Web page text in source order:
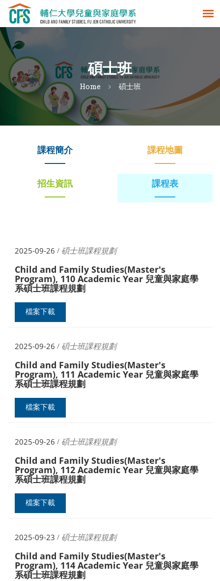
碩士班
Home 碩士班
課程簡介 課程地圖
招生資訊 課程表
2025-09-26 / 碩士班課程規劃
Child and Family Studies(Master's
Program), 110 Academic Year 兒童與家庭學
系碩士班課程規劃
檔案下載
2025-09-26 / 碩士班課程規劃
Child and Family Studies(Master's
Program), 111 Academic Year 兒童與家庭學
系碩士班課程規劃
檔案下載
2025-09-26 / 碩士班課程規劃
Child and Family Studies(Master's
Program), 112 Academic Year 兒童與家庭學
系碩士班課程規劃
檔案下載
2025-09-23 / 碩士班課程規劃
Child and Family Studies(Master's
Program), 114 Academic Year 兒童與家庭學
系碩士班課程規劃